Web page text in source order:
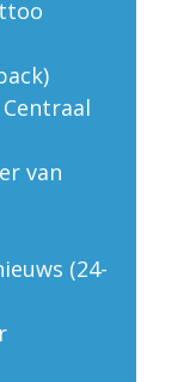
van
(24-